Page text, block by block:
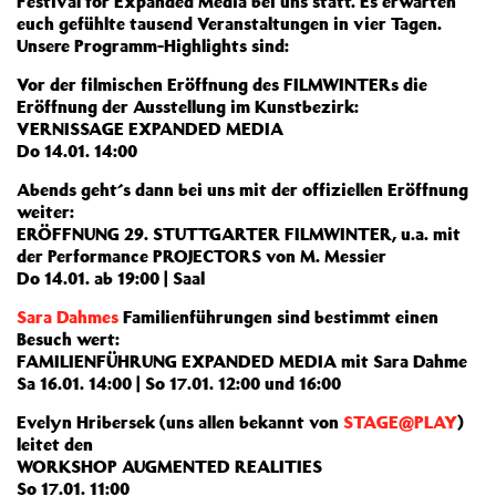
euch gefühlte tausend Veranstaltungen in vier Tagen.
Unsere Programm-Highlights sind:
Vor der filmischen Eröffnung des FILMWINTERs die
Eröffnung der Ausstellung im Kunstbezirk:
VERNISSAGE EXPANDED MEDIA
Do 14.01. 14:00
Abends geht´s dann bei uns mit der offiziellen Eröffnung
weiter:
ERÖFFNUNG 29. STUTTGARTER FILMWINTER, u.a. mit
der Performance PROJECTORS von M. Messier
Do 14.01. ab 19:00 | Saal
Sara Dahmes Familienführungen sind bestimmt einen
Besuch wert:
FAMILIENFÜHRUNG EXPANDED MEDIA mit Sara Dahme
Sa 16.01. 14:00 | So 17.01. 12:00 und 16:00
Evelyn Hribersek (uns allen bekannt von STAGE@PLAY)
leitet den
WORKSHOP AUGMENTED REALITIES
So 17.01. 11:00